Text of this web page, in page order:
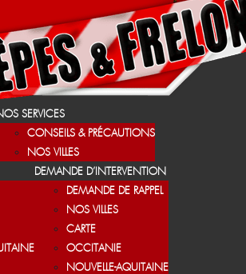
SERVICES
CONSEILS & PRÉCAUTIONS
NOS VILLES
DEMANDE D’INTERVENTION
DEMANDE DE RAPPEL
NOS VILLES
CARTE
OCCITANIE
NOUVELLE-AQUITAINE